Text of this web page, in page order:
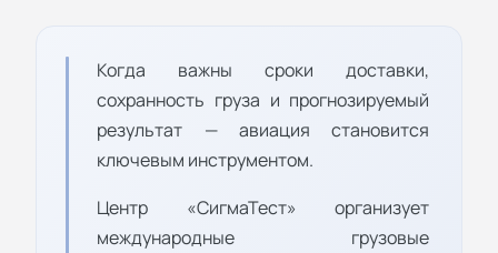
Когда важны сроки доставки,
сохранность груза и прогнозируемый
результат — авиация становится
ключевым инструментом.
Центр «СигмаТест» организует
международные грузовые